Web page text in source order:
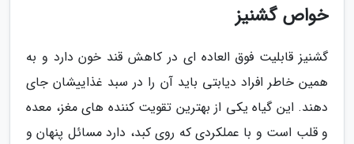
خواص گشنیز
گشنیز قابلیت فوق العاده ای در کاهش قند خون دارد و به
همین خاطر افراد دیابتی باید آن را در سبد غذاییشان جای
دهند. این گیاه یکی از بهترین تقویت کننده های مغز، معده
و قلب است و با عملکردی که روی کبد، دارد مسائل پنهان و